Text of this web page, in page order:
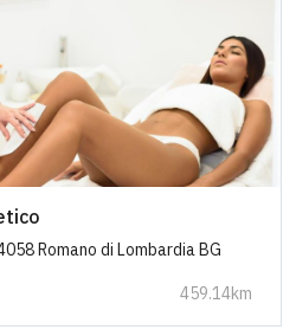
Romano di Lombardia BG
459.14km